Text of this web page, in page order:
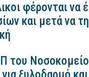
φέρονται
και μετά να
του